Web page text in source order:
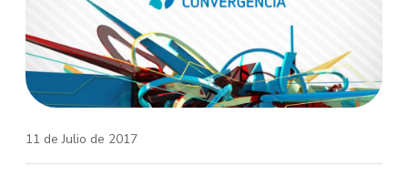
11 de Julio de 2017